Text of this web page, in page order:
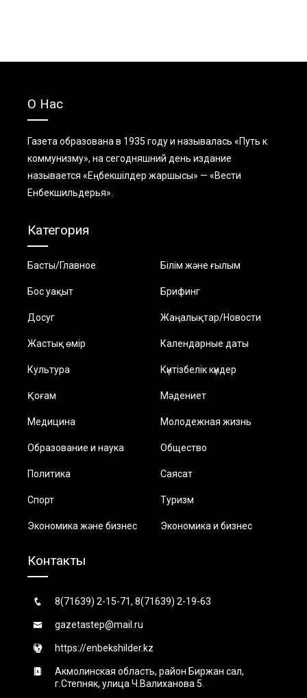
О Нас
Газета образована в 1935 году и называлась «Путь к
коммунизму», на сегодняшний день издание
называется «Еңбекшiлдер жаршысы» — «Вести
Енбекшильдерья».
Категория
Басты/Главное Білім және ғылым
Бос уақыт Брифинг
Досуг Жаңалықтар/Новости
Жастық өмір Календарные даты
Культура Күнтізбелік күндер
Қоғам Мәдениет
Медицина Молодежная жизнь
Образование и наука Общество
Политика Саясат
Спорт Туризм
Экономика және бизнес Экономика и бизнес
Контакты
8(71639) 2-15-71, 8(71639) 2-19-63
gazetastep@mail.ru
https://enbekshilder.kz
Акмолинская область, район Биржан сал,
г.Степняк, улица Ч.Валиханова 5.